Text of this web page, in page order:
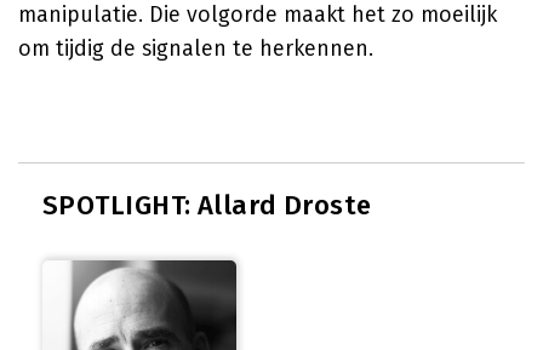
manipulatie. Die volgorde maakt het zo moeilijk
om tijdig de signalen te herkennen.
SPOTLIGHT: Allard Droste